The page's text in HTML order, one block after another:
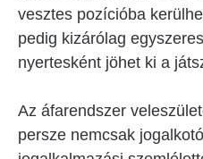
vesztes pozícióba
pedig kizárólag
nyertesként jöhet ki a
Az áfarendszer
persze nemcsak